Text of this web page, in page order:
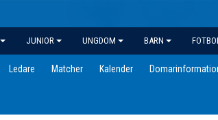
JUNIOR UNGDOM BARN
Ledare Matcher Kalender